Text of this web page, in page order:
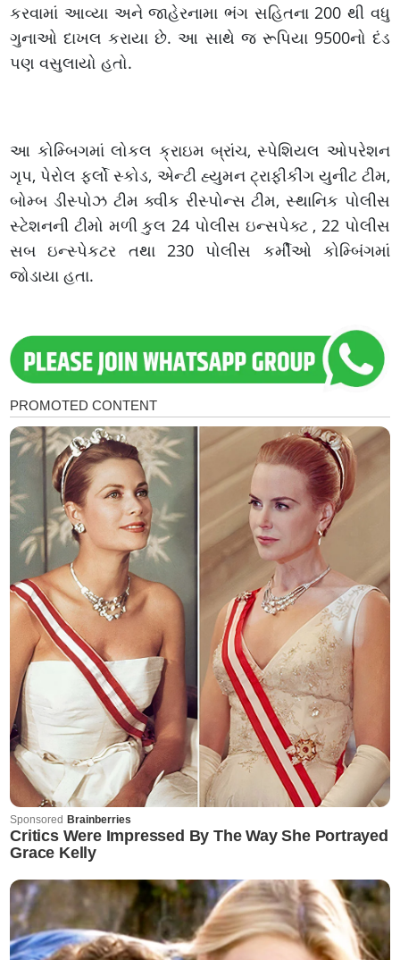
કરવામાં આવ્યા અને જાહેરનામા ભંગ સહિતના 200 થી વધુ
ગુનાઓ દાખલ કરાયા છે. આ સાથે જ રૂપિયા 9500નો દંડ
પણ વસુલાયો હતો.
આ કોમ્બિગમાં લોકલ ક્રાઇમ બ્રાંચ, સ્પેશિયલ ઓપરેશન
ગૃપ, પેરોલ ફર્લો સ્કોડ, એન્ટી હ્યુમન ટ્રાફીકીંગ યુનીટ ટીમ,
બોમ્બ ડીસ્પોઝ ટીમ ક્વીક રીસ્પોન્સ ટીમ, સ્થાનિક પોલીસ
સ્ટેશનની ટીમો મળી કુલ 24 પોલીસ ઇન્સપેક્ટ , 22 પોલીસ
સબ ઇન્સ્પેકટર તથા 230 પોલીસ કર્મીઓ કોમ્બિંગમાં
જોડાયા હતા.